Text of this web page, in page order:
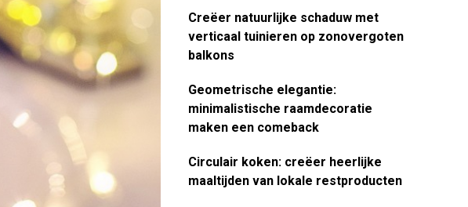
Creëer natuurlijke schaduw met
verticaal tuinieren op zonovergoten
balkons
Geometrische elegantie:
minimalistische raamdecoratie
maken een comeback
Circulair koken: creëer heerlijke
maaltijden van lokale restproducten